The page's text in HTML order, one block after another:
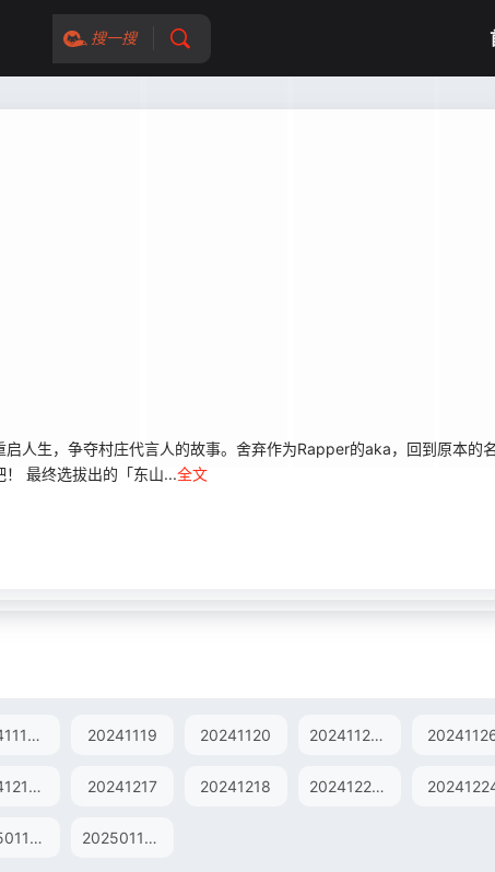
搜一搜
人生，争夺村庄代言人的故事。舍弃作为Rapper的aka，回到原本的
最终选拔出的「东山...全文
20241117衍生 20241119 20241120 20241124衍生东山TV
20241215东山TV 20241217 20241218 20241222东山TV
20250112东山TV 20250119衍生